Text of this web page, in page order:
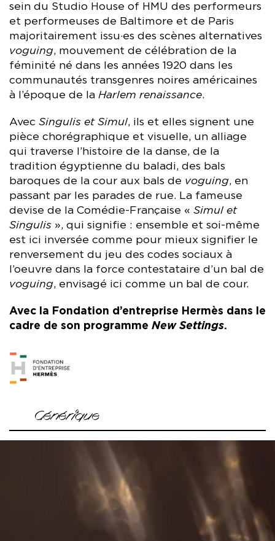
sein du Studio House of HMU des performeurs
et performeuses de Baltimore et de Paris
majoritairement issu·es des scènes alternatives
voguing, mouvement de célébration de la
féminité né dans les années 1920 dans les
communautés transgenres noires américaines
à l’époque de la Harlem renaissance.
Avec Singulis et Simul, ils et elles signent une
pièce chorégraphique et visuelle, un alliage
qui traverse l’histoire de la danse, de la
tradition égyptienne du baladi, des bals
baroques de la cour aux bals de voguing, en
passant par les parades de rue. La fameuse
devise de la Comédie-Française « Simul et
Singulis », qui signifie : ensemble et soi-même
est ici inversée comme pour mieux signifier le
renversement du jeu des codes sociaux à
l’oeuvre dans la force contestataire d’un bal de
voguing, envisagé ici comme un bal de cour.
Avec la Fondation d’entreprise Hermès dans le
cadre de son programme New Settings.
Générique
Avec (danse, musique et voix) Diva Ivy Balenciaga, Dale
Blackheart, Thomas Bocquet, Alexandre Koneski, Vincent
Kreyder, Matyouz Ladurée, Gauthier Lottin, Steve Matingu,
Bryann Mayaut, Blaise Cardon Mienville, KEIONA, Missy,
Frédéric Nauczyciel, Alexandre Paulikevitch, Kory
BlackSjuan Revlon, Marquis Revlon, Vinii Revlon, Yumi
Rigout, Sibylle Roth, Riya Stacks, Laure Vovard